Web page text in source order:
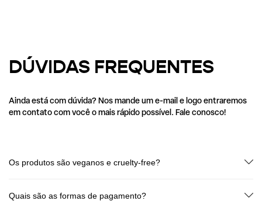
DÚVIDAS FREQUENTES
Ainda está com dúvida? Nos mande um e-mail e logo entraremos
em contato com você o mais rápido possível. Fale conosco!
Os produtos são veganos e cruelty-free?
animais.
Quais são as formas de pagamento?